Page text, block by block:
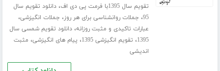
تقویم سال 1395با فرمت پی دی اف
،دانلود تقویم سال
95، جملات روانشناسی برای هر روز، جملات انگیزشی،
عبارات تاکیدی و مثبت روزانه،دانلود تقویم شمسی سال
1395، تقویم انگیزشی 1395 ، پیام های انگیزشی، مثبت
اندیشی